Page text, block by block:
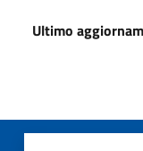
Ultimo